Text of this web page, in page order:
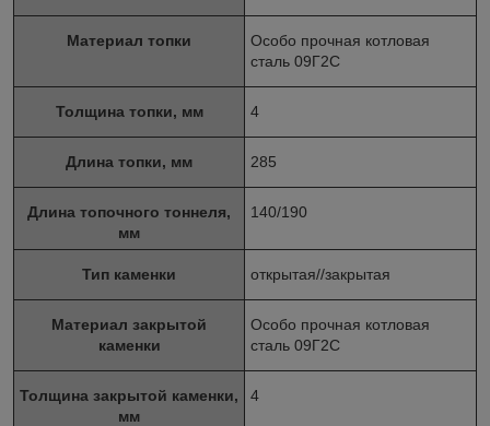
Материал топки
Особо прочная котловая
сталь 09Г2С
Толщина топки, мм 4
Длина топки, мм 285
Длина топочного тоннеля,
мм
140/190
Тип каменки открытая//закрытая
Материал закрытой
каменки
Особо прочная котловая
сталь 09Г2С
Толщина закрытой каменки,
мм
4